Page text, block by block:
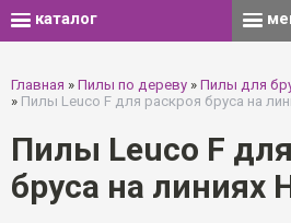
каталог
Главная » Пилы по дереву » Пилы для
» Пилы Leuco F для раскроя бруса на
Пилы Leuco F
бруса на линиях